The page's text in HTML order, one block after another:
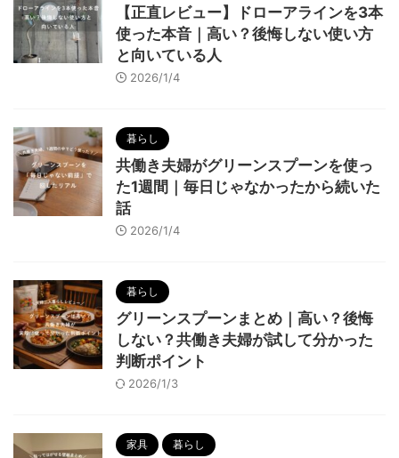
【正直レビュー】ドローアラインを3本
使った本音｜高い？後悔しない使い方
と向いている人
2026/1/4
暮らし
共働き夫婦がグリーンスプーンを使っ
た1週間｜毎日じゃなかったから続いた
話
2026/1/4
暮らし
グリーンスプーンまとめ｜高い？後悔
しない？共働き夫婦が試して分かった
判断ポイント
2026/1/3
家具 暮らし